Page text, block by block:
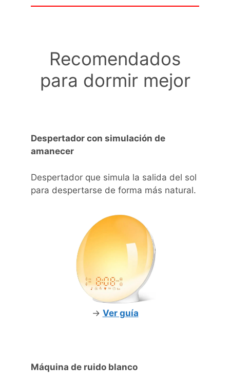
Recomendados
para dormir mejor
Despertador con simulación de
amanecer
Despertador que simula la salida del sol
para despertarse de forma más natural.
-> Ver guía
Máquina de ruido blanco